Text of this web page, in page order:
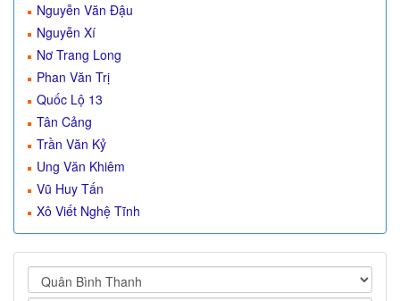
Nguyễn Văn Đậu
Nguyễn Xí
Nơ Trang Long
Phan Văn Trị
Quốc Lộ 13
Tân Cảng
Trần Văn Kỷ
Ung Văn Khiêm
Vũ Huy Tấn
Xô Viết Nghệ Tĩnh